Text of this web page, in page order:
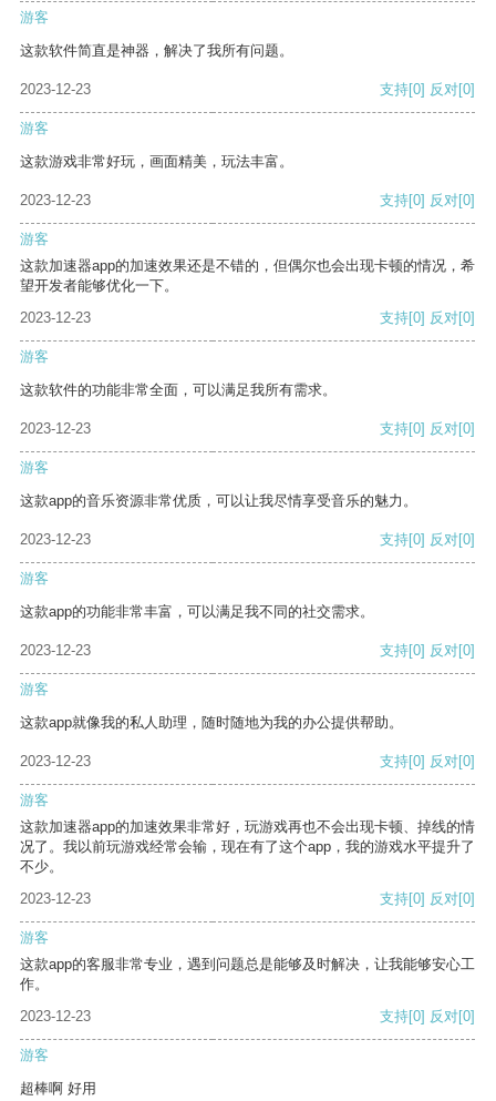
游客
这款软件简直是神器，解决了我所有问题。
2023-12-23 支持[0] 反对[0]
游客
这款游戏非常好玩，画面精美，玩法丰富。
2023-12-23 支持[0] 反对[0]
游客
这款加速器app的加速效果还是不错的，但偶尔也会出现卡顿的情况，希
望开发者能够优化一下。
2023-12-23
支持[0] 反对[0]
游客
这款软件的功能非常全面，可以满足我所有需求。
2023-12-23 支持[0] 反对[0]
游客
这款app的音乐资源非常优质，可以让我尽情享受音乐的魅力。
2023-12-23 支持[0] 反对[0]
游客
这款app的功能非常丰富，可以满足我不同的社交需求。
2023-12-23 支持[0] 反对[0]
游客
这款app就像我的私人助理，随时随地为我的办公提供帮助。
2023-12-23 支持[0] 反对[0]
游客
这款加速器app的加速效果非常好，玩游戏再也不会出现卡顿、掉线的情
况了。我以前玩游戏经常会输，现在有了这个app，我的游戏水平提升了
不少。
2023-12-23
支持[0] 反对[0]
游客
这款app的客服非常专业，遇到问题总是能够及时解决，让我能够安心工
作。
2023-12-23
支持[0] 反对[0]
游客
超棒啊 好用